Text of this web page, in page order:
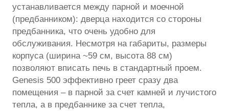
устанавливается между парной и моечной
(предбанником): дверца находится со стороны
предбанника, что очень удобно для
обслуживания. Несмотря на габариты, размеры
корпуса (ширина ~59 см, высота 88 см)
позволяют вписать печь в стандартный проем.
Genesis 500 эффективно греет сразу два
помещения – в парной за счет камней и лучистого
тепла, а в предбаннике за счет тепла,